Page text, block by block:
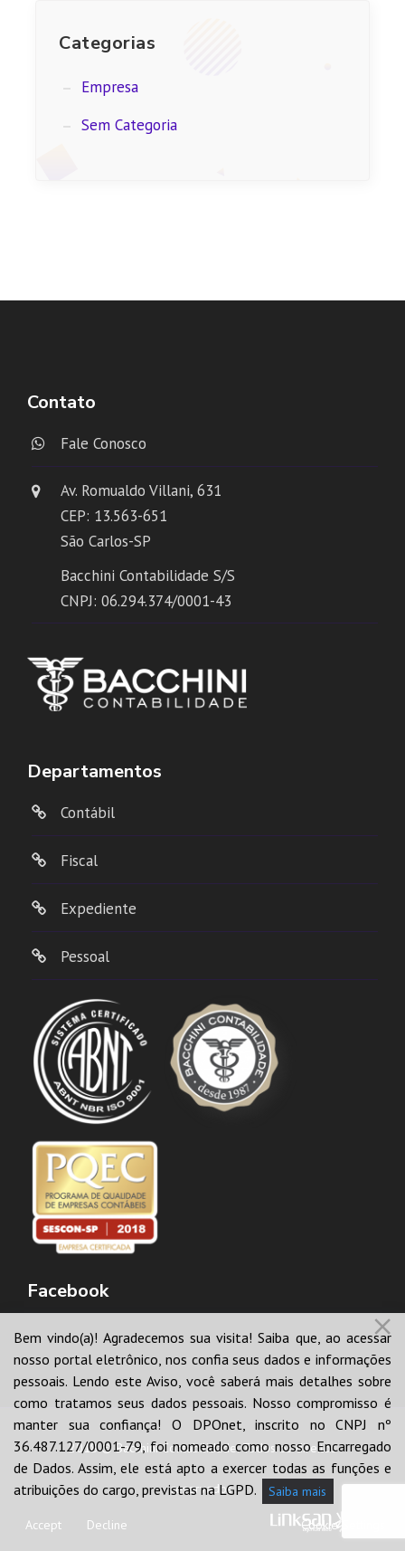
Categorias
Empresa
Sem Categoria
Contato
Fale Conosco
Av. Romualdo Villani, 631
CEP: 13.563-651
São Carlos-SP
Bacchini Contabilidade S/S
CNPJ: 06.294.374/0001-43
Departamentos
Contábil
Fiscal
Expediente
Pessoal
Facebook
2018 © Bacchini Contabilidade. Todos os direitos
reservados.
Bem vindo(a)! Agradecemos sua visita! Saiba que, ao acessar
nosso portal eletrônico, nos confia seus dados e informações
pessoais. Lendo este Aviso, você saberá mais detalhes sobre
como tratamos seus dados pessoais. Nosso compromisso é
manter sua confiança! O DPOnet, inscrito no CNPJ nº
36.487.127/0001-79, foi nomeado como nosso Encarregado
de Dados. Assim, ele está apto a exercer todas as funções e
atribuições do cargo, previstas na LGPD.
Saiba mais
Accept Decline Cookie Settings